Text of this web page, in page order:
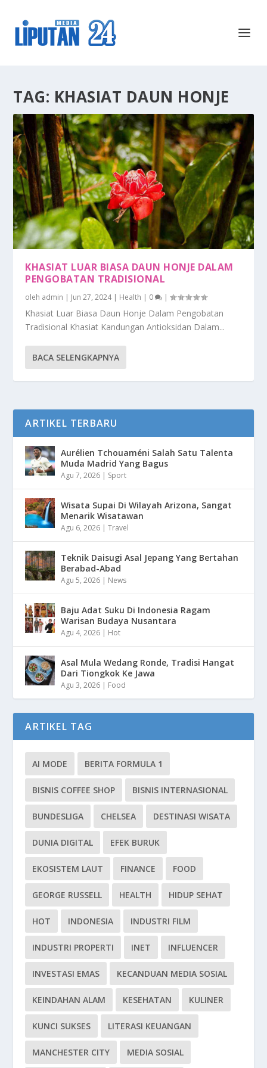
TAG: KHASIAT DAUN HONJE
KHASIAT LUAR BIASA DAUN HONJE DALAM
PENGOBATAN TRADISIONAL
oleh admin | Jun 27, 2024| Health | 0 |
Khasiat Luar Biasa Daun Honje Dalam Pengobatan
Tradisional Khasiat Kandungan Antioksidan Dalam...
BACA SELENGKAPNYA
ARTIKEL TERBARU
Aurélien Tchouaméni Salah Satu Talenta
Muda Madrid Yang Bagus
Agu 7, 2026 | Sport
Wisata Supai Di Wilayah Arizona, Sangat
Menarik Wisatawan
Agu 6, 2026 |Travel
Teknik Daisugi Asal Jepang Yang Bertahan
Berabad-Abad
Agu 5, 2026 | News
Baju Adat Suku Di Indonesia Ragam
Warisan Budaya Nusantara
Agu 4, 2026 | Hot
Asal Mula Wedang Ronde, Tradisi Hangat
Dari Tiongkok Ke Jawa
Agu 3, 2026 | Food
ARTIKEL TAG
AI MODE BERITA FORMULA 1
BISNIS COFFEE SHOP BISNIS INTERNASIONAL
BUNDESLIGA CHELSEA DESTINASI WISATA
DUNIA DIGITAL EFEK BURUK
EKOSISTEM LAUT FINANCE FOOD
GEORGE RUSSELL HEALTH HIDUP SEHAT
HOT INDONESIA INDUSTRI FILM
INDUSTRI PROPERTI INET INFLUENCER
INVESTASI EMAS KECANDUAN MEDIA SOSIAL
KEINDAHAN ALAM KESEHATAN KULINER
KUNCI SUKSES LITERASI KEUANGAN
MANCHESTER CITY MEDIA SOSIAL